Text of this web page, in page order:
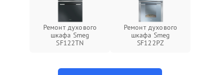
Ремонт духового
шкафа Smeg
SF122TN
Ремонт духового
шкафа Smeg
SF122PZ